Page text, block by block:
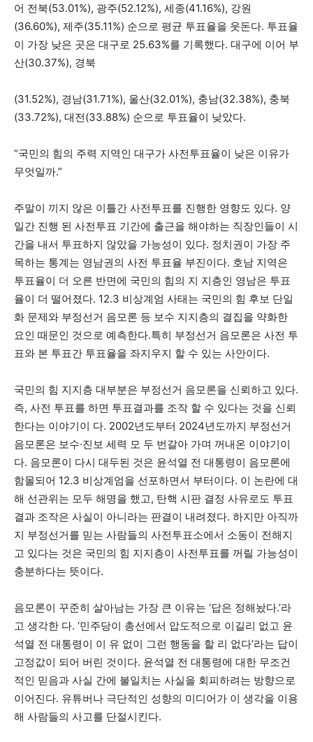
어 전북(53.01%), 광주(52.12%), 세종(41.16%), 강원
(36.60%), 제주(35.11%) 순으로 평균 투표율을 웃돈다. 투표율
이 가장 낮은 곳은 대구로 25.63%를 기록했다. 대구에 이어 부
산(30.37%), 경북
(31.52%), 경남(31.71%), 울산(32.01%), 충남(32.38%), 충북
(33.72%), 대전(33.88%) 순으로 투표율이 낮았다.
“국민의 힘의 주력 지역인 대구가 사전투표율이 낮은 이유가
무엇일까.”
주말이 끼지 않은 이틀간 사전투표를 진행한 영향도 있다. 양
일간 진행 된 사전투표 기간에 출근을 해야하는 직장인들이 시
간을 내서 투표하지 않았을 가능성이 있다. 정치권이 가장 주
목하는 통계는 영남권의 사전 투표율 부진이다. 호남 지역은
투표율이 더 오른 반면에 국민의 힘의 지 지층인 영남은 투표
율이 더 떨어졌다. 12.3 비상계엄 사태는 국민의 힘 후보 단일
화 문제와 부정선거 음모론 등 보수 지지층의 결집을 약화한
요인 때문인 것으로 예측한다.특히 부정선거 음모론은 사전 투
표와 본 투표간 투표율을 좌지우지 할 수 있는 사안이다.
국민의 힘 지지층 대부분은 부정선거 음모론을 신뢰하고 있다.
즉, 사전 투표를 하면 투표결과를 조작 할 수 있다는 것을 신뢰
한다는 이야기이 다. 2002년도부터 2024년도까지 부정선거
음모론은 보수·진보 세력 모 두 번갈아 가며 꺼내온 이야기이
다. 음모론이 다시 대두된 것은 윤석열 전 대통령이 음모론에
함몰되어 12.3 비상계엄을 선포하면서 부터이다. 이 논란에 대
해 선관위는 모두 해명을 했고, 탄핵 시판 결정 사유로도 투표
결과 조작은 사실이 아니라는 판결이 내려졌다. 하지만 아직까
지 부정선거를 믿는 사람들의 사전투표소에서 소동이 전해지
고 있다는 것은 국민의 힘 지지층이 사전투표를 꺼릴 가능성이
충분하다는 뜻이다.
음모론이 꾸준히 살아남는 가장 큰 이유는 ‘답은 정해놨다.’라
고 생각한 다. ‘민주당이 총선에서 압도적으로 이길리 없고 윤
석열 전 대통령이 이 유 없이 그런 행동을 할 리 없다’라는 답이
고정값이 되어 버린 것이다. 윤석열 전 대통령에 대한 무조건
적인 믿음과 사실 간에 불일치는 사실을 회피하려는 방향으로
이어진다. 유튜버나 극단적인 성향의 미디어가 이 생각을 이용
해 사람들의 사고를 단절시킨다.